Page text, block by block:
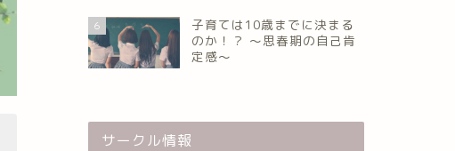
6
子育ては10歳までに決まる
のか！？ ～思春期の自己肯
定感～
サークル情報